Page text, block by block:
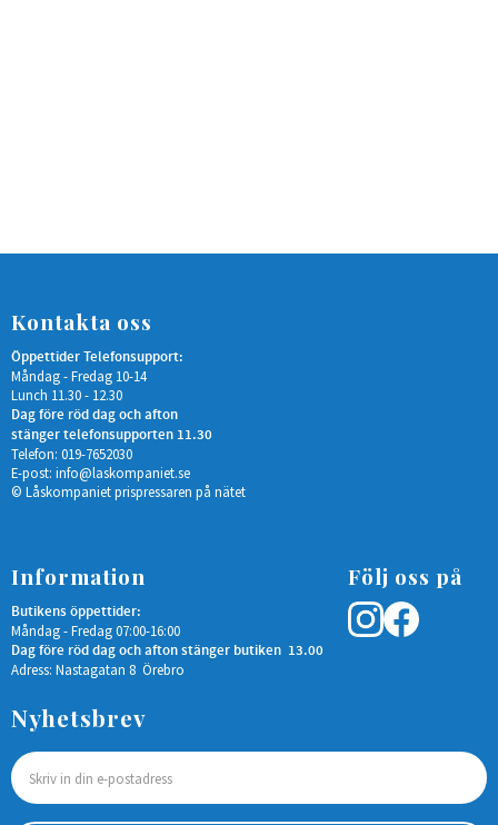
Kontakta oss
Öppettider Telefonsupport:
Måndag - Fredag 10-14
Lunch 11.30 - 12.30
Dag före röd dag och afton
stänger telefonsupporten 11.30
Telefon: 019-7652030
E-post: info@laskompaniet.se
© Låskompaniet prispressaren på nätet
Information
Butikens öppettider:
Måndag - Fredag 07:00-16:00
Dag före röd dag och afton stänger butiken 13.00
Adress: Nastagatan 8 Örebro
Följ oss på
Nyhetsbrev